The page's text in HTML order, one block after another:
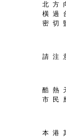
北 方
橫 過
密 切
請 注
酷 熱
市 民
本 港